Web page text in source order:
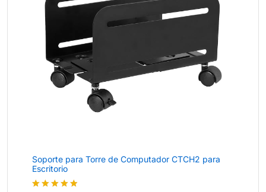
Soporte para Torre de Computador CTCH2 para
Escritorio